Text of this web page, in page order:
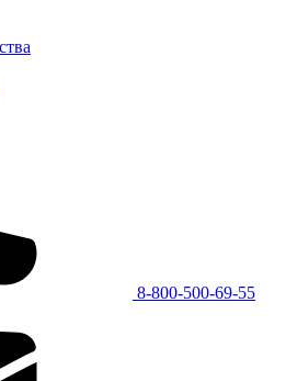
8-800-500-69-55